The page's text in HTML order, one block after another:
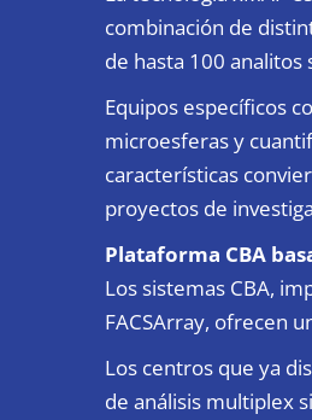
combinación de
de hasta 100 analitos
Equipos específicos
microesferas y
características
proyectos de
Plataforma CBA
Los sistemas CBA,
FACSArray, ofrecen
Los centros que ya
de análisis multiplex